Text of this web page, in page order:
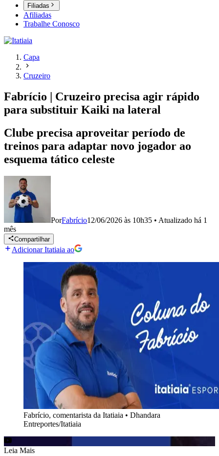
Filiadas
Afiliadas
Trabalhe Conosco
Capa
Cruzeiro
Fabrício | Cruzeiro precisa agir rápido
para substituir Kaiki na lateral
Clube precisa aproveitar período de
treinos para adaptar novo jogador ao
esquema tático celeste
PorFabrício12/06/2026 às 10h35 • Atualizado há 1
mês
Compartilhar
Adicionar Itatiaia ao
Fabrício, comentarista da Itatiaia • Dhandara
Entreportes/Itatiaia
Leia Mais